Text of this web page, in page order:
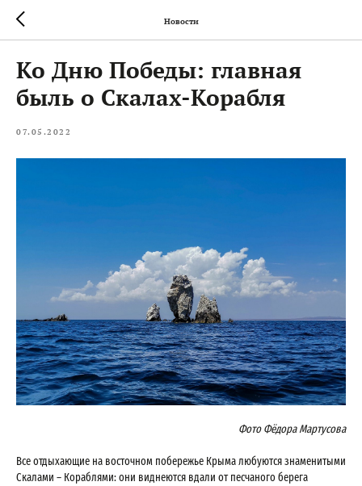
Новости
Ко Дню Победы: главная
быль о Скалах-Корабля
07.05.2022
Фото Фёдора Мартусова
Все отдыхающие на восточном побережье Крыма любуются знаменитыми
Скалами – Кораблями: они виднеются вдали от песчаного берега